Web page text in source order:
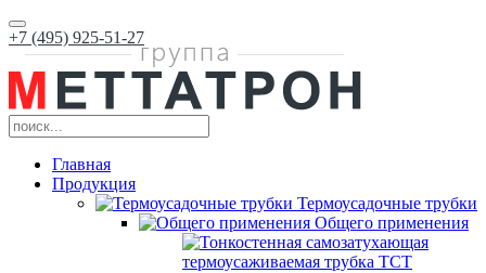
+7 (495) 925-51-27
Главная
Продукция
Термоусадочные трубки
Общего применения